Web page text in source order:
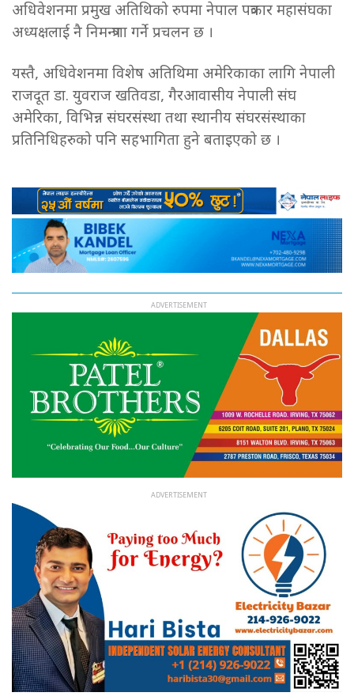
अधिवेशनमा प्रमुख अतिथिको रुपमा नेपाल पत्रकार महासंघका
अध्यक्षलाई नै निमन्त्रणा गर्ने प्रचलन छ ।
यस्तै, अधिवेशनमा विशेष अतिथिमा अमेरिकाका लागि नेपाली
राजदूत डा. युवराज खतिवडा, गैरआवासीय नेपाली संघ
अमेरिका, विभिन्न संघरसंस्था तथा स्थानीय संघरसंस्थाका
प्रतिनिधिहरुको पनि सहभागिता हुने बताइएको छ ।